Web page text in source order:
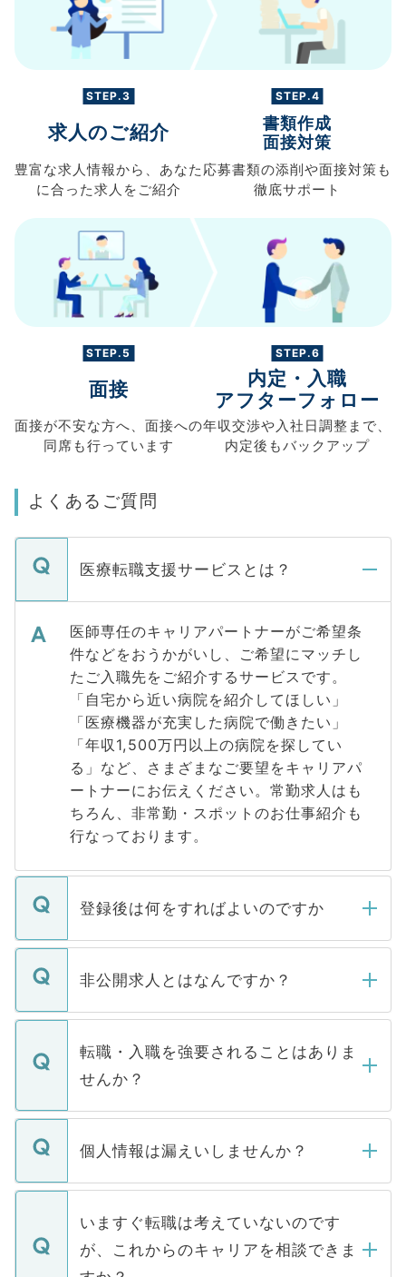
STEP.3
求人のご紹介
豊富な求人情報から、 あなた
に合った求人を ご紹介
STEP.4
書類作成
面接対策
応募書類の添削や面接対策も
徹底サポート
STEP.5
面接
面接が不安な方へ、 面接への
同席も行っています
STEP.6
内定・入職
アフターフォロー
年収交渉や入社日調整まで、
内定後もバックアップ
よくあるご質問
医療転職支援サービスとは？
医師専任のキャリアパートナーがご希望条
件などをおうかがいし、ご希望にマッチし
たご入職先をご紹介するサービスです。
「自宅から近い病院を紹介してほしい」
「医療機器が充実した病院で働きたい」
「年収1,500万円以上の病院を探してい
る」など、さまざまなご要望をキャリアパ
ートナーにお伝えください。常勤求人はも
ちろん、非常勤・スポットのお仕事紹介も
行なっております。
登録後は何をすればよいのですか
ご登録いただきましたら、弊社担当者がご
登録内容を確認し、その後メールもしくは
ます。通常、5営業日以内にはご連絡をせて
いただきますので、しばらくお待ちくださ
非公開求人とはなんですか？
マイナビDOCTORで取り扱っている求人の
うち約3割は、Webサイトからご覧いただ
けない「非公開求人」です。非公開求人は
下記の理由によって、一般には公開してい
ません。
■応募殺到を避けるため 人気のある医療機
関を公にしてしまうと、応募が殺到する場
に、医療機関が求める条件に合った人材の
みを人材紹介会社に依頼するケースが増え
転職・入職を強要されることはありま
せんか？
転職・入職を強要することは一切ありませ
ん。また、仮に応募先から内定をいただい
定を承諾する必要はありません。内定先へ
の辞退の連絡はキャリアパートナーが行い
個人情報は漏えいしませんか？
個人情報が漏えいすることはありませんの
で、ご安心ください。当サイトからの登録
などで収集したご登録者様の個人情報は、
ご本人のキャリアアップおよび転職活動の
いますぐ転職は考えていないのです
が、これからのキャリアを相談できま